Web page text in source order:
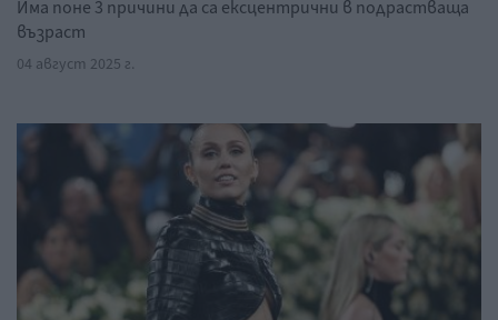
Има поне 3 причини да са ексцентрични в подрастваща
възраст
04 август 2025 г.